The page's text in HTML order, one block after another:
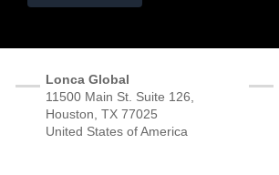
Lonca Global
11500 Main St. Suite 126,
Houston, TX 77025
United States of America